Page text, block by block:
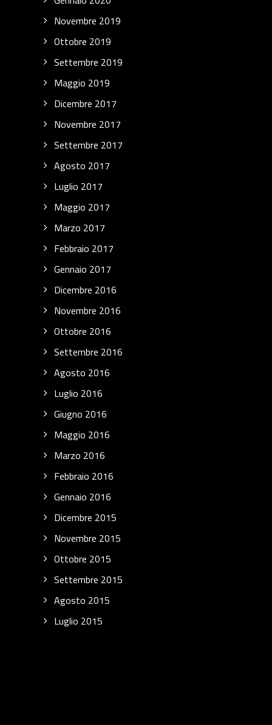
Novembre 2019
Ottobre 2019
Settembre 2019
Maggio 2019
Dicembre 2017
Novembre 2017
Settembre 2017
Agosto 2017
Luglio 2017
Maggio 2017
Marzo 2017
Febbraio 2017
Gennaio 2017
Dicembre 2016
Novembre 2016
Ottobre 2016
Settembre 2016
Agosto 2016
Luglio 2016
Giugno 2016
Maggio 2016
Marzo 2016
Febbraio 2016
Gennaio 2016
Dicembre 2015
Novembre 2015
Ottobre 2015
Settembre 2015
Agosto 2015
Luglio 2015